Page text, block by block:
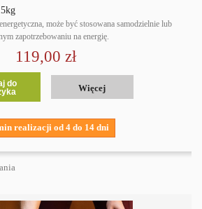
może być stosowana samodzielnie lub
zapotrzebowaniu na energię.
119,00 zł
do
Więcej
realizacji od 4 do 14 dni